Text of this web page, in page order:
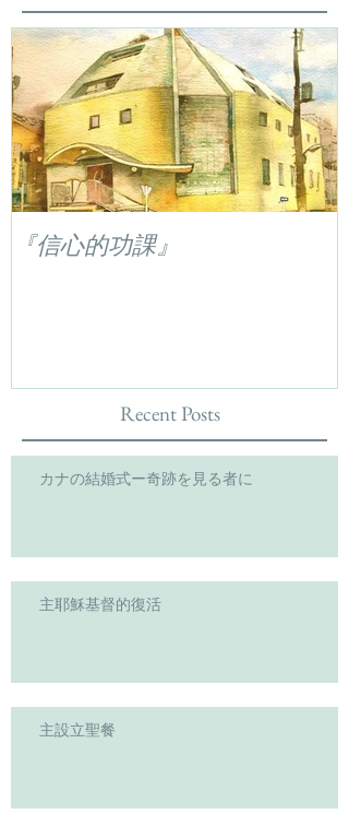
『信心的功課』
Recent Posts
カナの結婚式ー奇跡を見る者に
主耶穌基督的復活
主設立聖餐